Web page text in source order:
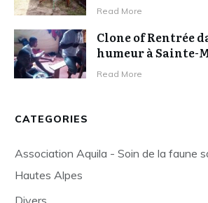
Read More
Clone of Rentrée
humeur à Sainte-
Read More
CATEGORIES
Association Aquila - Soin de la faune
Hautes Alpes
Divers